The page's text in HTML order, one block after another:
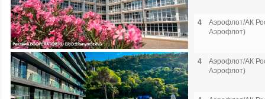
4
Аэрофлот/АК
Аэрофлот)
4
Аэрофлот/АК
Аэрофлот)